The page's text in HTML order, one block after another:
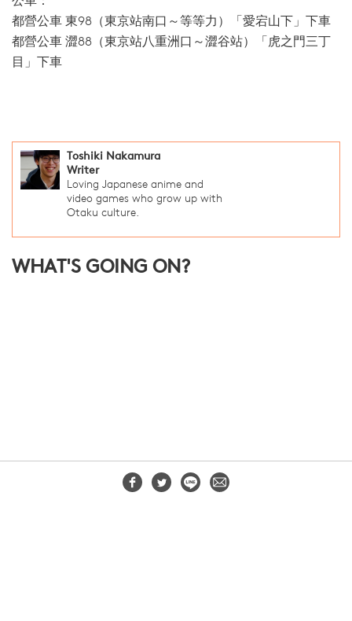
都營公車 東98（東京站南口～等等力）「愛宕山下」下車
都營公車 澀88（東京站八重洲口～澀谷站）「虎之門三丁
目」下車
Toshiki Nakamura
Writer
Loving Japanese anime and
video games who grow up with
Otaku culture.
WHAT'S GOING ON?